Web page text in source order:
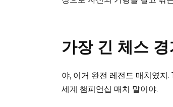
가장 긴 체스
야, 이거 완전 레전드 매치였
세계 챔피언십 매치 말이야.